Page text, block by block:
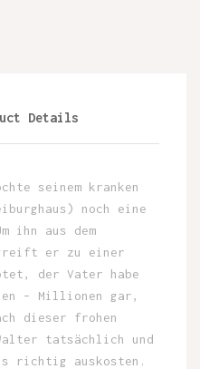
Details
seinem kranken
noch eine
ihn aus dem
er zu einer
der Vater habe
– Millionen gar,
dieser frohen
tatsächlich und
richtig auskosten.